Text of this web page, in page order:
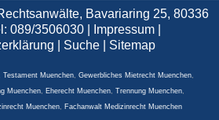
Bavariaring 25, 80336
089/3506030 |
Impressum|
Suche| Sitemap
Testament Muenchen, Gewerbliches Mietrecht Muenchen,
Muenchen, Eherecht Muenchen, Trennung Muenchen,
Muenchen, Fachanwalt Medizinrecht Muenchen